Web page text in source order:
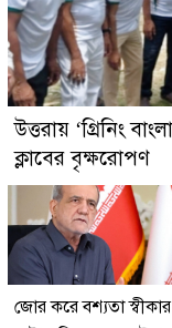
উত্তরায় ‘গ্রিনিং
ক্লাবের বৃক্ষরোপণ
জোর করে বশ্যতা